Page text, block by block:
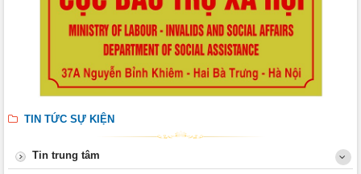
TIN TỨC SỰ KIỆN
Tin trung tâm